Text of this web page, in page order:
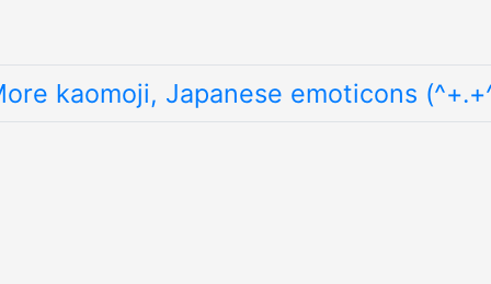
kaomoji, Japanese emoticons